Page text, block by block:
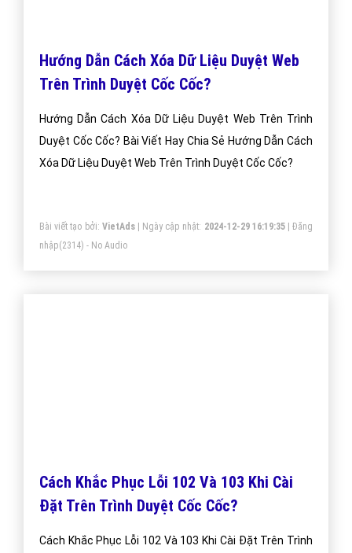
Hướng Dẫn Cách Xóa Dữ Liệu Duyệt Web
Trên Trình Duyệt Cốc Cốc?
Hướng Dẫn Cách Xóa Dữ Liệu Duyệt Web Trên Trình
Duyệt Cốc Cốc? Bài Viết Hay Chia Sẻ Hướng Dẫn Cách
Xóa Dữ Liệu Duyệt Web Trên Trình Duyệt Cốc Cốc?
Bài viết tạo bởi: VietAds| Ngày cập nhật: 2024-12-29 16:19:35|Đăng
nhập(2314) - No Audio
Cách Khắc Phục Lỗi 102 Và 103 Khi Cài
Đặt Trên Trình Duyệt Cốc Cốc?
Cách Khắc Phục Lỗi 102 Và 103 Khi Cài Đặt Trên Trình